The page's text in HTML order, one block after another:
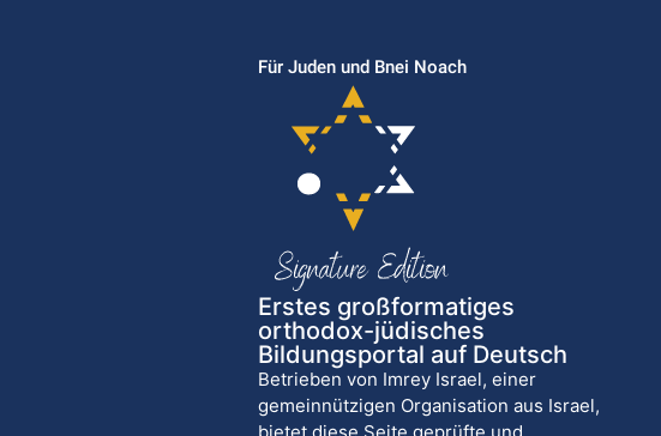
Für Juden und Bnei Noach
Erstes großformatiges
orthodox-jüdisches
Bildungsportal auf Deutsch
Betrieben von Imrey Israel, einer
gemeinnützigen Organisation aus Israel,